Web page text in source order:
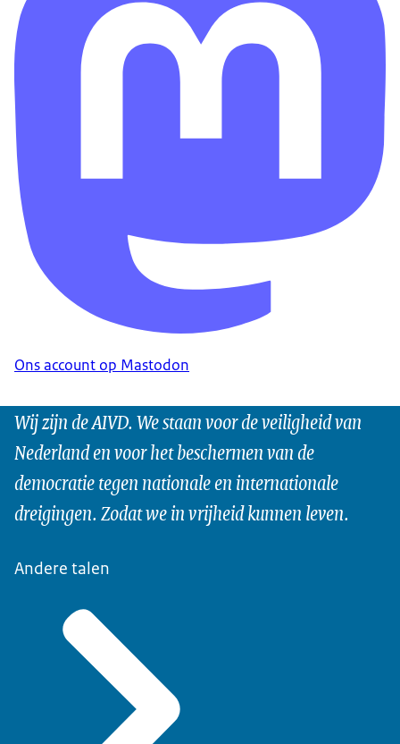
Ons account op Mastodon
Wij zijn de AIVD. We staan voor de veiligheid van
Nederland en voor het beschermen van de
democratie tegen nationale en internationale
dreigingen. Zodat we in vrijheid kunnen leven.
Andere talen